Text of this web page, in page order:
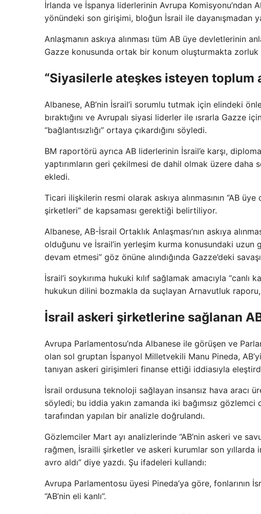
İrlanda ve İspanya liderlerinin Avrupa Komisyonu’ndan
yönündeki son girişimi, bloğun İsrail ile dayanışmadan
Anlaşmanın askıya alınması tüm AB üye devletlerinin
Gazze konusunda ortak bir konum oluşturmakta zorluk
“Siyasilerle ateşkes isteyen toplum
Albanese, AB’nin İsrail’i sorumlu tutmak için elindeki
bıraktığını ve Avrupalı ​​siyasi liderler ile ısrarla Gazze
“bağlantısızlığı” ortaya çıkardığını söyledi.
BM raportörü ayrıca AB liderlerinin İsrail’e karşı,
yaptırımların geri çekilmesi de dahil olmak üzere
ekledi.
Ticari ilişkilerin resmi olarak askıya alınmasının “AB
şirketleri” de kapsaması gerektiği belirtiliyor.
Albanese, AB-İsrail Ortaklık Anlaşması’nın askıya
olduğunu ve İsrail’in yerleşim kurma konusundaki uzun
devam etmesi” göz önüne alındığında Gazze’deki
İsrail’i soykırıma hukuki kılıf sağlamak amacıyla
hukukun dilini bozmakla da suçlayan Arnavutluk
İsrail askeri şirketlerine sağlanan
Avrupa Parlamentosu’nda Albanese ile görüşen ve
olan sol gruptan İspanyol Milletvekili Manu Pineda,
tanıyan askeri girişimleri finanse ettiği iddiasıyla
İsrail ordusuna teknoloji sağlayan insansız hava aracı
söyledi; bu iddia yakın zamanda iki bağımsız
tarafından yapılan bir analizle doğrulandı.
Gözlemciler Mart ayı analizlerinde “AB’nin askeri ve
rağmen, İsrailli şirketler ve askeri kurumlar son yıllarda
avro aldı” diye yazdı. Şu ifadeleri kullandı:
Avrupa Parlamentosu üyesi Pineda’ya göre, fonlarının
“AB’nin eli kanlı”.